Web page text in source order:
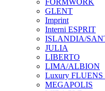
FORMWORK
GLENT
Imprint
Interni ESPRIT
ISLANDIA/
JULIA
LIBERTO
LIMA/ALBION
Luxury FLUENS
MEGAPOLIS